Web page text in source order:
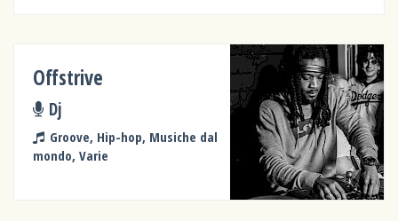
Offstrive
Dj
Groove, Hip-hop, Musiche dal
mondo, Varie